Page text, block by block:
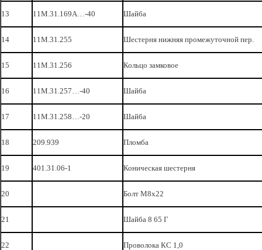
13 11М.31.169А…-40 Шайба
14 11М.31.255 Шестерня нижняя промежуточной пер.
15 11М.31.256 Кольцо замковое
16 11М.31.257…-40 Шайба
17 11М.31.258…-20 Шайба
18 209.939 Пломба
19 401.31.06-1 Коническая шестерня
20 Болт М8х22
21 Шайба 8 65 Г
22 Проволока КС 1,0